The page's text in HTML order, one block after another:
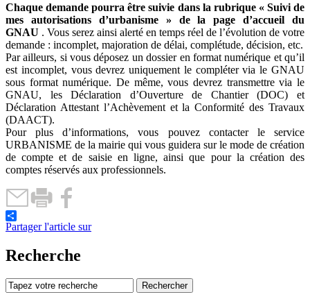
Chaque demande pourra être suivie dans la rubrique « Suivi de
mes autorisations d’urbanisme » de la page d’accueil du
GNAU . Vous serez ainsi alerté en temps réel de l’évolution de votre
demande : incomplet, majoration de délai, complétude, décision, etc.
Par ailleurs, si vous déposez un dossier en format numérique et qu’il
est incomplet, vous devrez uniquement le compléter via le GNAU
sous format numérique. De même, vous devrez transmettre via le
GNAU, les Déclaration d’Ouverture de Chantier (DOC) et
Déclaration Attestant l’Achèvement et la Conformité des Travaux
(DAACT).
Pour plus d’informations, vous pouvez contacter le service
URBANISME de la mairie qui vous guidera sur le mode de création
de compte et de saisie en ligne, ainsi que pour la création des
comptes réservés aux professionnels.
Partager l'article sur
Recherche